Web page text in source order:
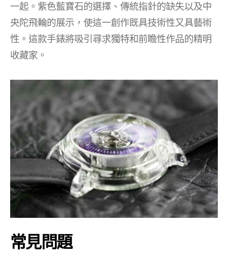
一起。紫色藍寶石的選擇、傳統指針的缺失以及中
央陀飛輪的展示，使這一創作既具技術性又具藝術
性。這款手錶將吸引尋求獨特和前瞻性作品的精明
收藏家。
常見問題